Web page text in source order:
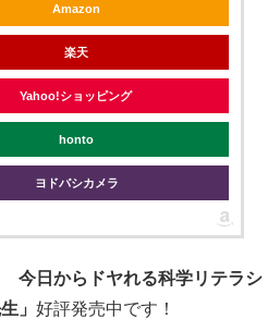
Amazon
楽天
Yahoo!ショッピング
honto
ヨドバシカメラ
今日からドヤれる科学リテラシ
」 好評発売中です！